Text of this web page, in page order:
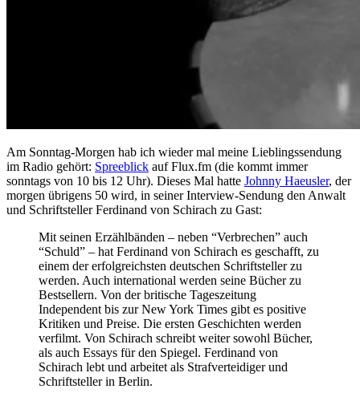
Am Sonntag-Morgen hab ich wieder mal meine Lieblingssendung
im Radio gehört: Spreeblick auf Flux.fm (die kommt immer
sonntags von 10 bis 12 Uhr). Dieses Mal hatte Johnny Haeusler, der
morgen übrigens 50 wird, in seiner Interview-Sendung den Anwalt
und Schriftsteller Ferdinand von Schirach zu Gast:
Mit seinen Erzählbänden – neben “Verbrechen” auch
“Schuld” – hat Ferdinand von Schirach es geschafft, zu
einem der erfolgreichsten deutschen Schriftsteller zu
werden. Auch international werden seine Bücher zu
Bestsellern. Von der britische Tageszeitung
Independent bis zur New York Times gibt es positive
Kritiken und Preise. Die ersten Geschichten werden
verfilmt. Von Schirach schreibt weiter sowohl Bücher,
als auch Essays für den Spiegel. Ferdinand von
Schirach lebt und arbeitet als Strafverteidiger und
Schriftsteller in Berlin.